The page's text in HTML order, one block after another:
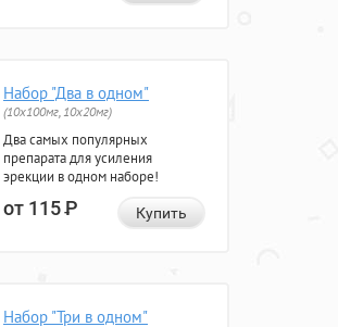
Набор "Два в одном"
(10x100мг, 10x20мг)
Два самых популярных
препарата для усиления
эрекции в одном наборе!
от 115Р Купить
Набор "Три в одном"